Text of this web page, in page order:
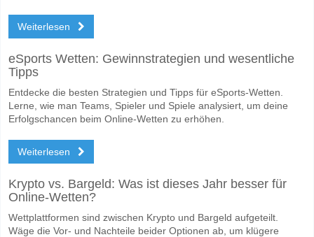
Weiterlesen
eSports Wetten: Gewinnstrategien und wesentliche
Tipps
Entdecke die besten Strategien und Tipps für eSports-Wetten.
Lerne, wie man Teams, Spieler und Spiele analysiert, um deine
Erfolgschancen beim Online-Wetten zu erhöhen.
Weiterlesen
Krypto vs. Bargeld: Was ist dieses Jahr besser für
Online-Wetten?
Wettplattformen sind zwischen Krypto und Bargeld aufgeteilt.
Wäge die Vor- und Nachteile beider Optionen ab, um klügere